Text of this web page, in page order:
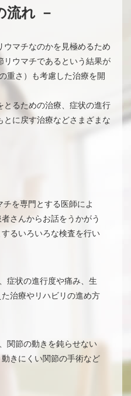
流れ －
ウマチなのかを見極めるため
ウマチであるという結果が
重さ）も考慮した治療を開
るための治療、症状の進行
に戻す治療などさまざまな
を専門とする医師によ
さんからお話をうかがう
るいろいろな検査を行い
症状の進行度や痛み、生
治療やリハビリの進め方
関節の動きを鈍らせない
きにくい関節の手術など